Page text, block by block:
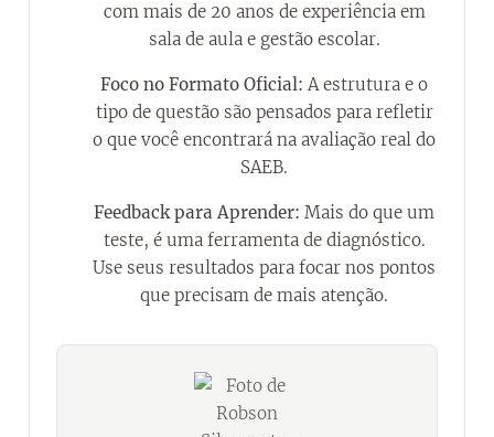
com mais de 20 anos de experiência em
sala de aula e gestão escolar.
Foco no Formato Oficial: A estrutura e o
tipo de questão são pensados para refletir
o que você encontrará na avaliação real do
SAEB.
Feedback para Aprender: Mais do que um
teste, é uma ferramenta de diagnóstico.
Use seus resultados para focar nos pontos
que precisam de mais atenção.